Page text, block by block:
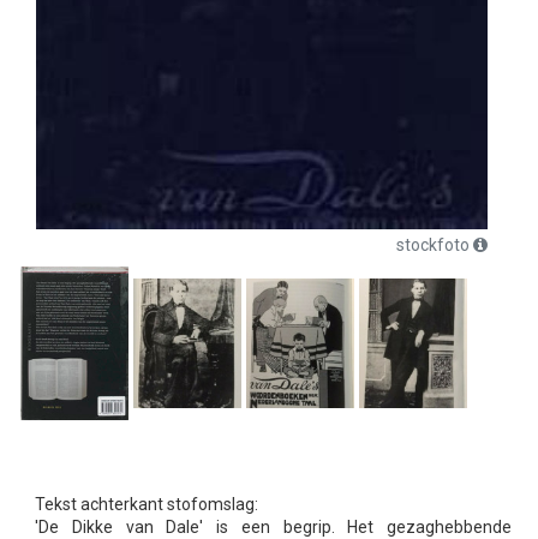
stockfoto
Tekst achterkant stofomslag:
'De Dikke van Dale' is een begrip. Het gezaghebbende